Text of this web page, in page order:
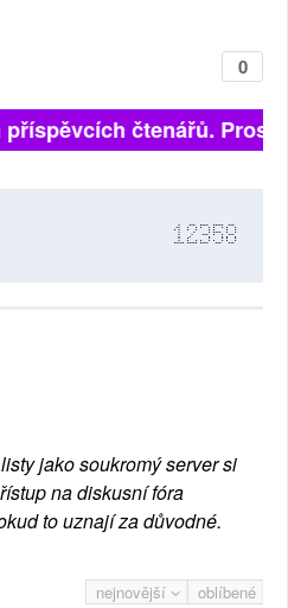
0
čtenářů.
12358
jako soukromý server si
na diskusní fóra
to uznají za důvodné.
nejnovější oblíbené